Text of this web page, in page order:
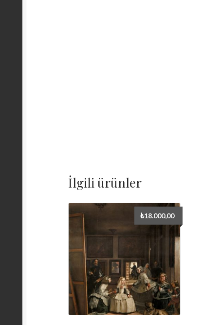
İlgili ürünler
₺18.000,00